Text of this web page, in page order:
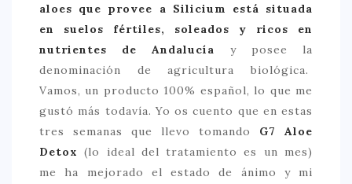
aloes que provee a Silicium está situada
en suelos fértiles, soleados y ricos en
nutrientes de Andalucía y posee la
denominación de agricultura biológica.
Vamos, un producto 100% español, lo que me
gustó más todavía. Yo os cuento que en estas
tres semanas que llevo tomando G7 Aloe
Detox (lo ideal del tratamiento es un mes)
me ha mejorado el estado de ánimo y mi